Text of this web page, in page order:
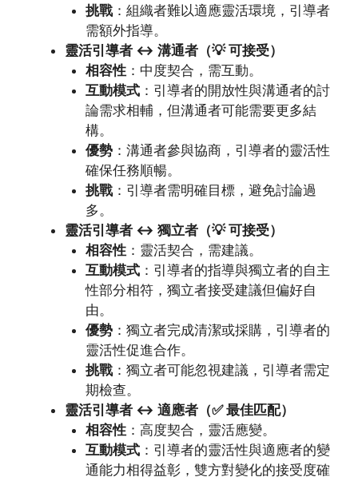
挑戰：組織者難以適應靈活環境，引導者
需額外指導。
靈活引導者 ↔ 溝通者（💡 可接受）
相容性：中度契合，需互動。
互動模式：引導者的開放性與溝通者的討
論需求相輔，但溝通者可能需要更多結
構。
優勢：溝通者參與協商，引導者的靈活性
確保任務順暢。
挑戰：引導者需明確目標，避免討論過
多。
靈活引導者 ↔ 獨立者（💡 可接受）
相容性：靈活契合，需建議。
互動模式：引導者的指導與獨立者的自主
性部分相符，獨立者接受建議但偏好自
由。
優勢：獨立者完成清潔或採購，引導者的
靈活性促進合作。
挑戰：獨立者可能忽視建議，引導者需定
期檢查。
靈活引導者 ↔ 適應者（✅ 最佳匹配）
相容性：高度契合，靈活應變。
互動模式：引導者的靈活性與適應者的變
通能力相得益彰，雙方對變化的接受度確